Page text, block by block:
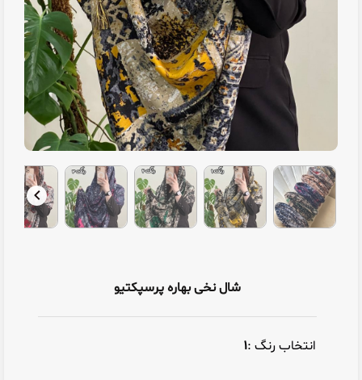
شال نخی بهاره پرسپکتیو
انتخاب رنگ :۱